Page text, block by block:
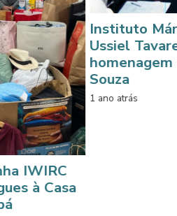
Instituto Mário Cardi
Ussiel Tavares prestam
homenagem a Joarez
Souza
1 ano atrás